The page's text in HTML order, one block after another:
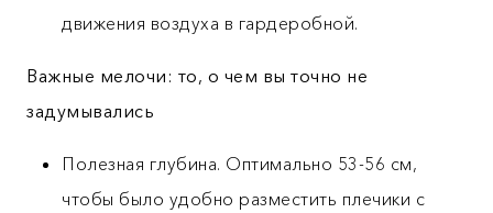
движения воздуха в гардеробной.
Важные мелочи: то, о чем вы точно не
задумывались
Полезная глубина. Оптимально 53-56 см,
чтобы было удобно разместить плечики с